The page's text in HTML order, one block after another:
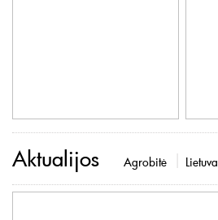
Aktualijos Agrobitė Lietuva